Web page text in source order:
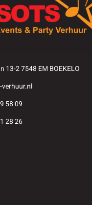
13-2 7548 EM BOEKELO
58 09
28 26